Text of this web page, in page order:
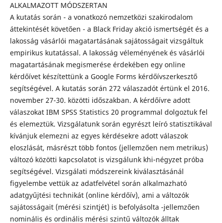
ALKALMAZOTT MÓDSZERTAN
A kutatás során - a vonatkozó nemzetközi szakirodalom
áttekintését követően - a Black Friday akció ismertségét és a
lakosság vásárlói magatartásának sajátosságait vizsgáltuk
empirikus kutatással. A lakosság véleményének és vásárlói
magatartásának megismerése érdekében egy online
kérdőívet készí­tettünk a Google Forms kérdőívszerkesztő
segítségével. A kutatás során 272 válaszadót értünk el 2016.
november 27-30. közötti időszakban. A kérdőívre adott
válaszokat IBM SPSS Statistics 20 programmal dolgoztuk fel
és elemeztük. Vizsgálatunk során egyrészt leíró statisztikával
kívánjuk elemezni az egyes kérdésekre adott válaszok
eloszlását, másrészt több fontos (jellemzően nem metrikus)
változó közötti kapcsolatot is vizsgálunk khi-négyzet próba
segítségével. Vizsgálati módszereink kiválasztásánál
figyelembe vettük az adatfelvétel során alkalmazható
adatgyűjtési technikát (online kérdőív), ami a változók
sajátosságait (mérési szintjét) is befolyásolta -jellemzően
nominális és ordinális mérési szintű változók álltak